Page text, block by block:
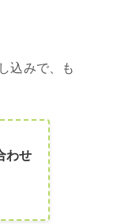
込みで、も
わせ